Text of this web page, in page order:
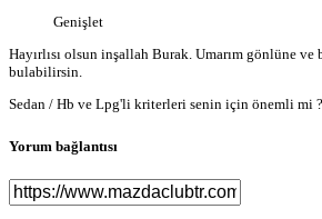
Genişlet
Hayırlısı olsun inşallah Burak. Umarım gönlüne
bulabilirsin.
Sedan / Hb ve Lpg'li kriterleri senin için önemli mi ?
Yorum bağlantısı